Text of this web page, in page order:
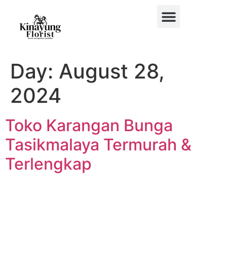
Day: August 28,
2024
Toko Karangan Bunga
Tasikmalaya Termurah &
Terlengkap